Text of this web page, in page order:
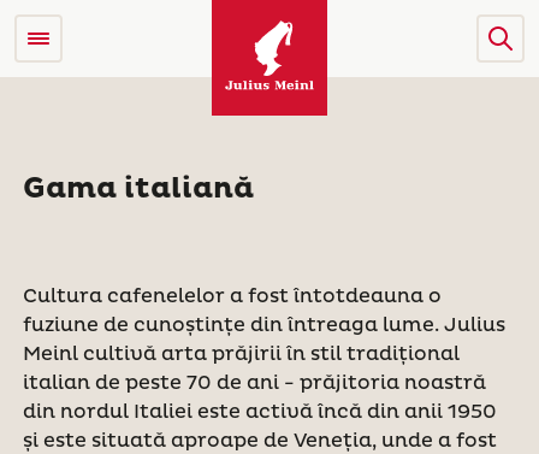
Gama italiană
Cultura cafenelelor a fost întotdeauna o
fuziune de cunoștințe din întreaga lume. Julius
Meinl cultivă arta prăjirii în stil tradițional
italian de peste 70 de ani - prăjitoria noastră
din nordul Italiei este activă încă din anii 1950
și este situată aproape de Veneția, unde a fost